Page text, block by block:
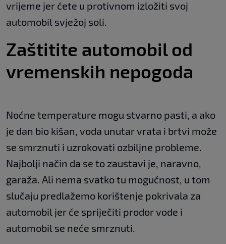
vrijeme jer ćete u protivnom izložiti svoj
automobil svježoj soli.
Zaštitite automobil od
vremenskih nepogoda
Noćne temperature mogu stvarno pasti, a ako
je dan bio kišan, voda unutar vrata i brtvi može
se smrznuti i uzrokovati ozbiljne probleme.
Najbolji način da se to zaustavi je, naravno,
garaža. Ali nema svatko tu mogućnost, u tom
slučaju predlažemo korištenje pokrivala za
automobil jer će spriječiti prodor vode i
automobil se neće smrznuti.